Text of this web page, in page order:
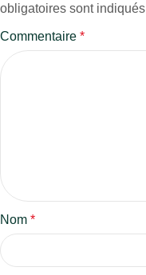
obligatoires sont
Commentaire *
Nom *